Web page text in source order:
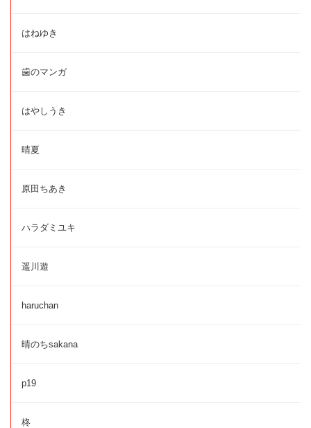
はねゆき
歯のマンガ
はやしうき
晴夏
原田ちあき
ハラダミユキ
遥川遊
haruchan
晴のちsakana
p19
柊